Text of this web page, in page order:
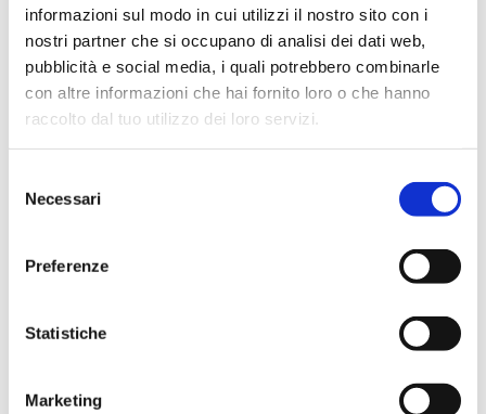
informazioni sul modo in cui utilizzi il nostro sito con i
nostri partner che si occupano di analisi dei dati web,
pubblicità e social media, i quali potrebbero combinarle
con altre informazioni che hai fornito loro o che hanno
raccolto dal tuo utilizzo dei loro servizi.
delNecessari
Preferenze
Statistiche
Marketing
Pulizia delle coperture (coppi,
tegole, lamiera, membrane,
etc…)
relativi discendenti pluviali
Lavaggio pavimenti esterni